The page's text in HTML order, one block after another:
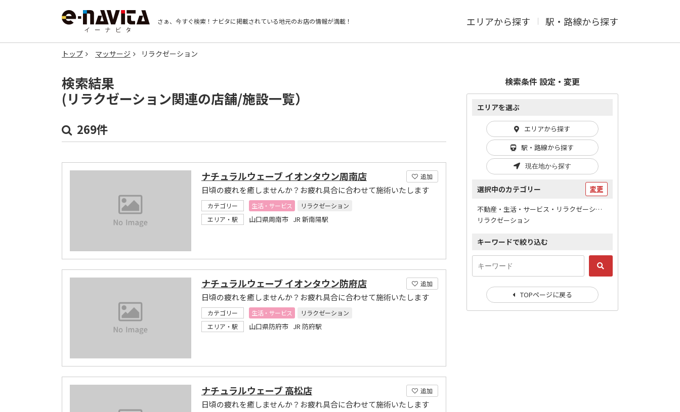
さぁ、今すぐ検索！ ナビタに掲載されている地元のお店の情報が満載！ エリアから探す 駅・路線から探す
トップ マッサージ リラクゼーション
検索結果
(リラクゼーション関連の店舗/施設一覧）
269件
追加
ナチュラルウェーブ イオンタウン周南店
日頃の疲れを癒しませんか？お疲れ具合に合わせて施術いたします
カテゴリー 生活・サービス
リラクゼーション
エリア・駅
山口県周南市 JR 新南陽駅
追加
ナチュラルウェーブ イオンタウン防府店
日頃の疲れを癒しませんか？お疲れ具合に合わせて施術いたします
カテゴリー 生活・サービス
リラクゼーション
エリア・駅
山口県防府市 JR 防府駅
追加
ナチュラルウェーブ 高松店
日頃の疲れを癒しませんか？お疲れ具合に合わせて施術いたします
検索条件 設定・変更
エリアを選ぶ
エリアから探す
駅・路線から探す
現在地から探す
選択中のカテゴリー 変更
不動産・生活・サービス・リラクゼーション / マッサージ
リラクゼーション
キーワードで絞り込む
TOPページに戻る